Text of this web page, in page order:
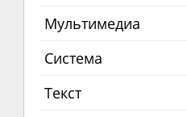
Мультимедиа
Система
Текст